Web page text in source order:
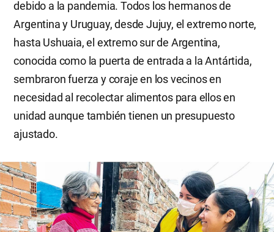
debido a la pandemia. Todos los hermanos de
Argentina y Uruguay, desde Jujuy, el extremo norte,
hasta Ushuaia, el extremo sur de Argentina,
conocida como la puerta de entrada a la Antártida,
sembraron fuerza y ​​coraje en los vecinos en
necesidad al recolectar alimentos para ellos en
unidad aunque también tienen un presupuesto
ajustado.